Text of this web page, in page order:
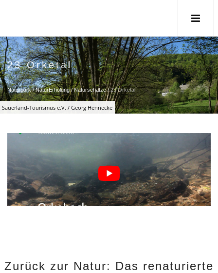
Sauerland-Tourismus e.V. / Georg Hennecke
23 Orketal
Naturpark/NaturErholung/Naturschätze/23 Orketal
Zurück zur Natur: Das renaturierte